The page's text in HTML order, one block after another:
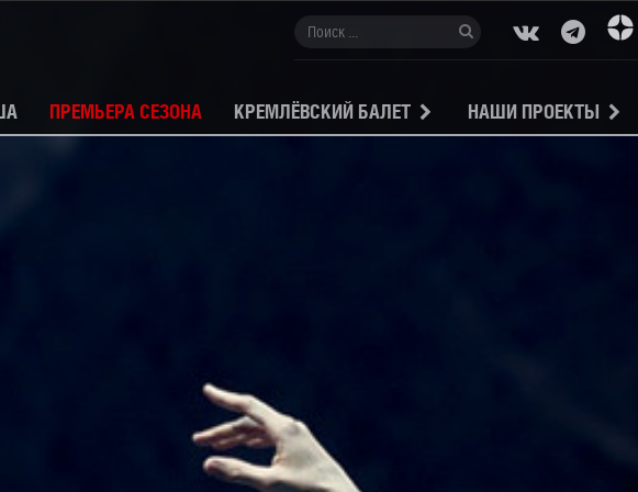
ПРЕМЬЕРА СЕЗОНА КРЕМЛЁВСКИЙ БАЛЕТ НАШИ ПРОЕКТЫ